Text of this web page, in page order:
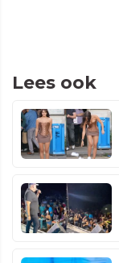
Lees ook